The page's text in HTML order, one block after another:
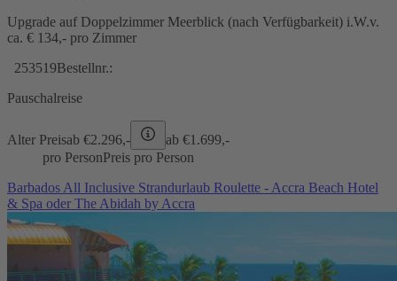
Upgrade auf Doppelzimmer Meerblick (nach Verfügbarkeit) i.W.v.
ca. € 134,- pro Zimmer
253519Bestellnr.:
Pauschalreise
Alter Preisab €2.296,- ab €1.699,-
pro PersonPreis pro Person
Barbados All Inclusive Strandurlaub Roulette - Accra Beach Hotel
& Spa oder The Abidah by Accra